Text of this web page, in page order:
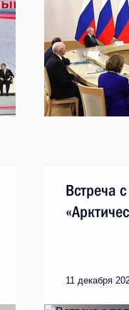
Встреча
11 декабря